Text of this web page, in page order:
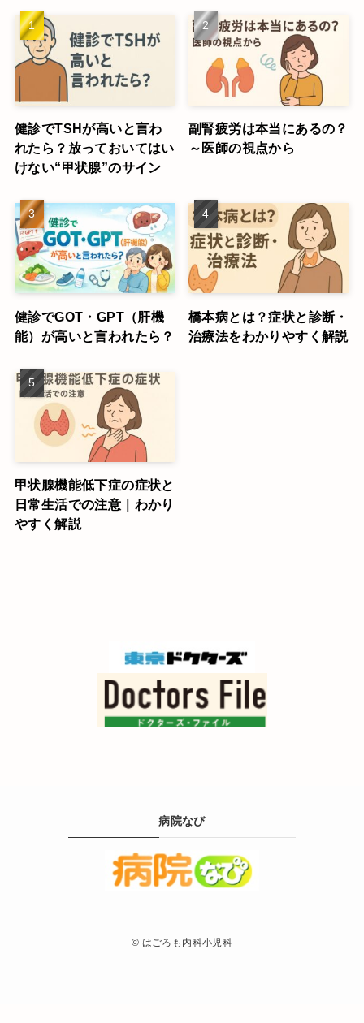
健診でTSHが高いと言わ
れたら？放っておいてはい
けない“甲状腺”のサイン
副腎疲労は本当にあるの？
～医師の視点から
健診でGOT・GPT（肝機
能）が高いと言われたら？
橋本病とは？症状と診断・
治療法をわかりやすく解説
甲状腺機能低下症の症状と
日常生活での注意｜わかり
やすく解説
病院なび
© はごろも内科小児科